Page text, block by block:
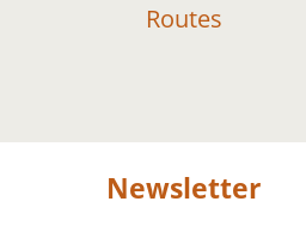
Routes
Newsletter